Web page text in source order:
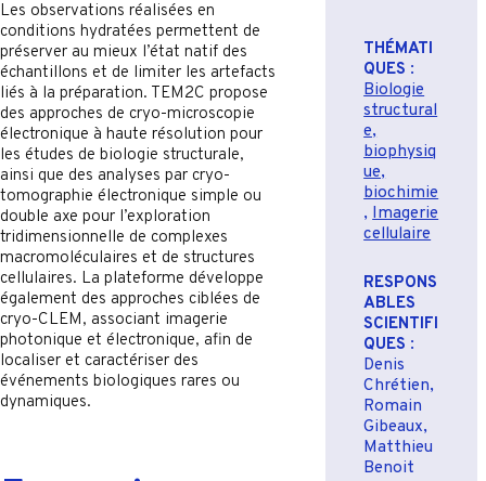
Les observations réalisées en
conditions hydratées permettent de
préserver au mieux l’état natif des
échantillons et de limiter les artefacts
liés à la préparation. TEM2C propose
des approches de cryo-microscopie
électronique à haute résolution pour
les études de biologie structurale,
ainsi que des analyses par cryo-
tomographie électronique simple ou
double axe pour l’exploration
tridimensionnelle de complexes
macromoléculaires et de structures
cellulaires. La plateforme développe
également des approches ciblées de
cryo-CLEM, associant imagerie
photonique et électronique, afin de
localiser et caractériser des
événements biologiques rares ou
dynamiques.
THÉMATI
QUES :
Biologie
structural
e,
biophysiq
ue,
biochimie
,Imagerie
cellulaire
RESPONS
ABLES
SCIENTIFI
QUES :
Denis
Chrétien,
Romain
Gibeaux,
Matthieu
Benoit